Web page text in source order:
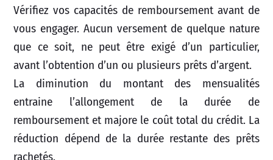
Vérifiez vos capacités de remboursement avant de
vous engager. Aucun versement de quelque nature
que ce soit, ne peut être exigé d’un particulier,
avant l’obtention d’un ou plusieurs prêts d’argent.
La diminution du montant des mensualités
entraine l’allongement de la durée de
remboursement et majore le coût total du crédit. La
réduction dépend de la durée restante des prêts
rachetés.